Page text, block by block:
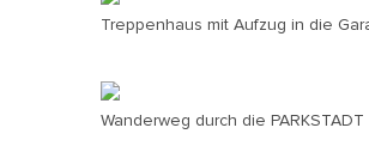
Treppenhaus mit Aufzug in die
Wanderweg durch die PARKSTADT